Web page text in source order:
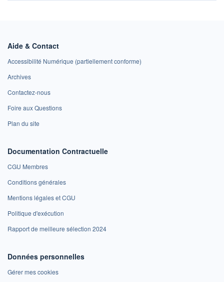
Aide & Contact
Accessibilité Numérique (partiellement conforme)
Archives
Contactez-nous
Foire aux Questions
Plan du site
Documentation Contractuelle
CGU Membres
Conditions générales
Mentions légales et CGU
Politique d'exécution
Rapport de meilleure sélection 2024
Données personnelles
Gérer mes cookies